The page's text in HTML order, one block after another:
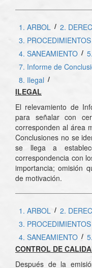
1. ARBOL / 2.
3.
4. SANEAMIENTO /
7. Informe de
8. Ilegal /
ILEGAL
El relevamiento de
para señalar con
corresponden al área
Conclusiones no se
se llega a
correspondencia con
importancia; omisión
de motivación.
1. ARBOL / 2.
3.
4. SANEAMIENTO /
CONTROL DE
Después de la